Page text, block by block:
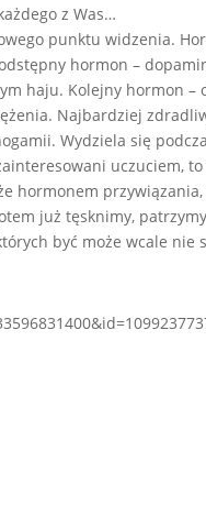
z Was…
punktu widzenia.
hormon –
haju. Kolejny hormon –
Najbardziej
Wydziela się
uczuciem,
hormonem
już tęsknimy,
być może wcale nie